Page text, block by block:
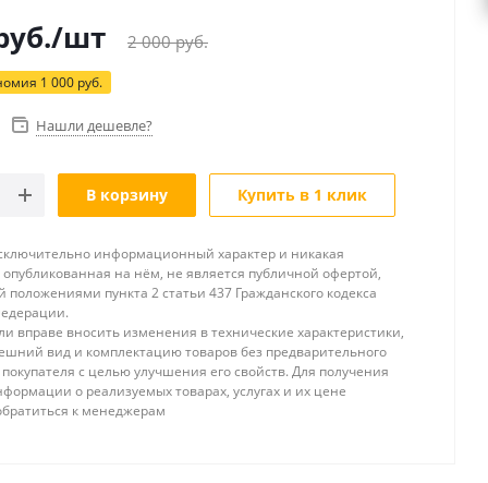
/шт 2 000руб.
1 000 руб.
Нашли дешевле?
В корзину Купить в 1 клик
информационный характер и никакая
на нём, не является публичной офертой,
положениями пункта 2 статьи 437 Гражданского кодекса
вправе вносить изменения в технические характеристики,
вид и комплектацию товаров без предварительного
с целью улучшения его свойств. Для получения
о реализуемых товарах, услугах и их цене
к менеджерам